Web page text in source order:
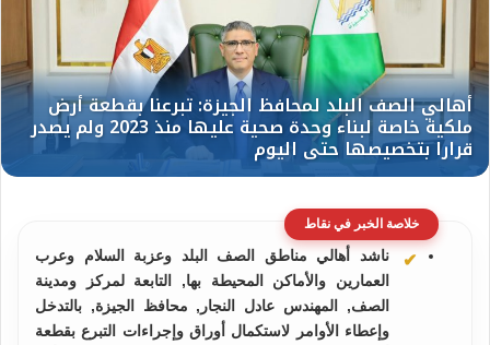
خلاصة الخبر في نقاط
ناشد أهالي مناطق الصف البلد وعزبة السلام وعرب
العمارين والأماكن المحيطة بها, التابعة لمركز ومدينة
الصف, المهندس عادل النجار, محافظ الجيزة, بالتدخل
وإعطاء الأوامر لاستكمال أوراق وإجراءات التبرع بقطعة